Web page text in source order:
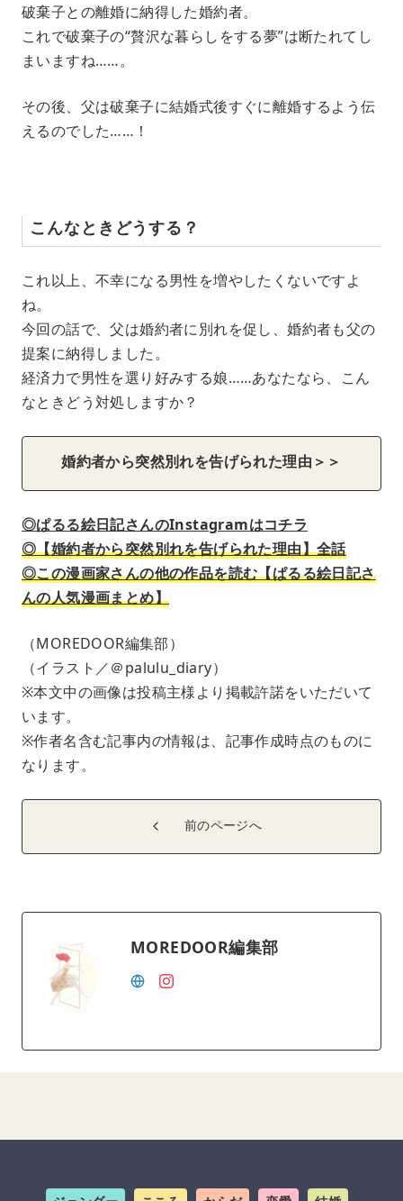
破棄子との離婚に納得した婚約者。
これで破棄子の“贅沢な暮らしをする夢”は断たれてし
まいますね……。
その後、父は破棄子に結婚式後すぐに離婚するよう伝
えるのでした……！
こんなときどうする？
これ以上、不幸になる男性を増やしたくないですよ
ね。
今回の話で、父は婚約者に別れを促し、婚約者も父の
提案に納得しました。
経済力で男性を選り好みする娘……あなたなら、こん
なときどう対処しますか？
婚約者から突然別れを告げられた理由＞＞
◎ぱるる絵日記さんのInstagramはコチラ
◎【婚約者から突然別れを告げられた理由】全話
◎この漫画家さんの他の作品を読む【ぱるる絵日記さ
んの人気漫画まとめ】
（MOREDOOR編集部）
（イラスト／＠palulu_diary）
※本文中の画像は投稿主様より掲載許諾をいただいて
います。
※作者名含む記事内の情報は、記事作成時点のものに
なります。
前のページへ
MOREDOOR編集部